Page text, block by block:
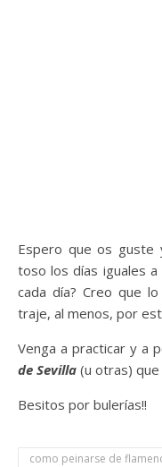
Espero que os guste
toso los días iguales
cada día? Creo que
traje, al menos, por
Venga a practicar y a
de Sevilla (u otras) que
Besitos por bulerías!!
como peinarse de